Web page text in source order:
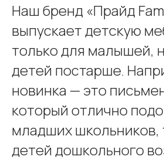
Наш бренд «Прайд
выпускает детскую
только для малышей,
детей постарше.
новинка — это
который отлично
младших школьников,
детей дошкольного